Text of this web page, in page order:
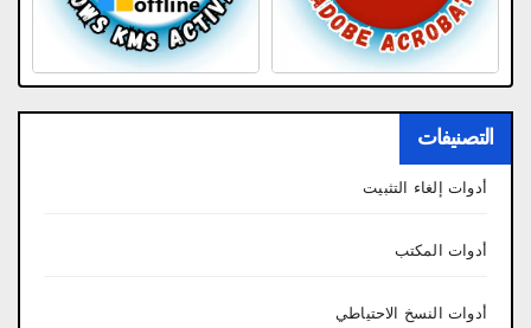
التصنيفات
أدوات إلغاء التثبيت
أدوات المكتب
أدوات النسخ الاحتياطي